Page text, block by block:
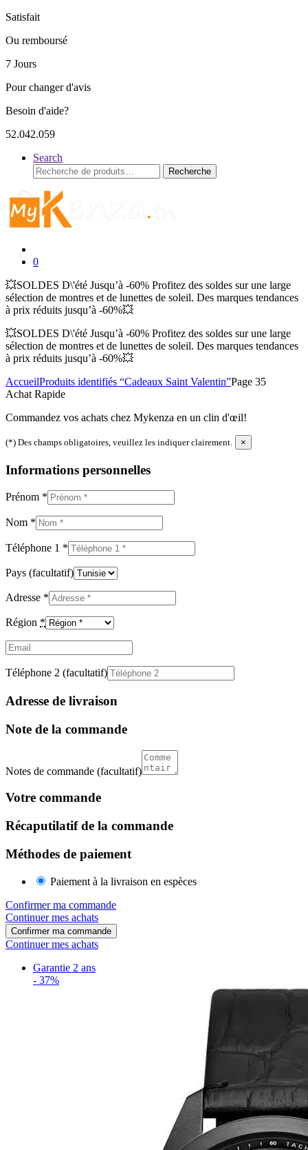
Satisfait
Ou remboursé
7 Jours
Pour changer d'avis
Besoin d'aide?
52.042.059
Search
Recherche
pour :
Recherche
0
💥SOLDES D\'été Jusqu’à -60% Profitez des soldes sur une large
sélection de montres et de lunettes de soleil. Des marques tendances
à prix réduits jusqu’à -60%💥
💥SOLDES D\'été Jusqu’à -60% Profitez des soldes sur une large
sélection de montres et de lunettes de soleil. Des marques tendances
à prix réduits jusqu’à -60%💥
AccueilProduits identifiés “Cadeaux Saint Valentin”Page 35
Achat Rapide
Commandez vos achats chez Mykenza en un clin d'œil!
(*) Des champs obligatoires, veuillez les indiquer clairement. ×
Informations personnelles
Prénom *
Nom *
Téléphone 1 *
Pays (facultatif)
Adresse *
Région *
Email
Téléphone 2 (facultatif)
Adresse de livraison
Note de la commande
Notes de commande (facultatif)
Votre commande
Récaputilatif de la commande
Méthodes de paiement
Paiement à la livraison en espèces
Confirmer ma commande
Continuer mes achats
Confirmer ma commande
Continuer mes achats
Garantie 2 ans
- 37%